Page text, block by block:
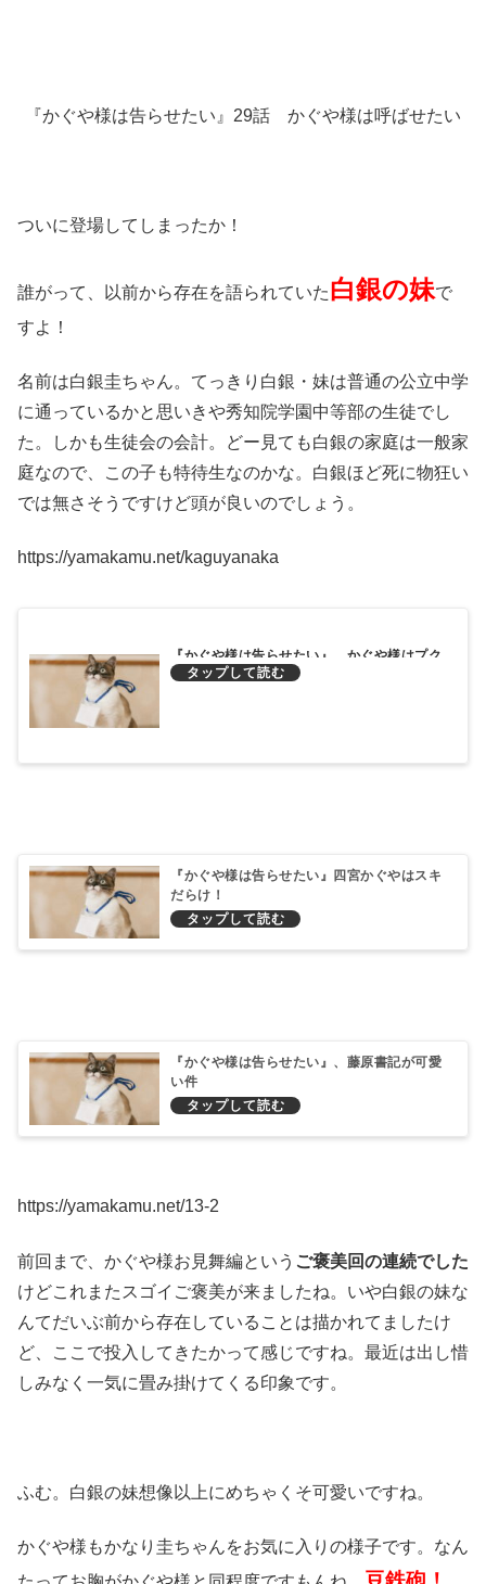
『かぐや様は告らせたい』29話 かぐや様は呼ばせたい
ついに登場してしまったか！
誰がって、以前から存在を語られていた白銀の妹で
すよ！
名前は白銀圭ちゃん。てっきり白銀・妹は普通の公立中学
に通っているかと思いきや秀知院学園中等部の生徒でし
た。しかも生徒会の会計。どー見ても白銀の家庭は一般家
庭なので、この子も特待生なのかな。白銀ほど死に物狂い
では無さそうですけど頭が良いのでしょう。
https://yamakamu.net/kaguyanaka
『かぐや様は告らせたい』、かぐや様はプク
ー可愛い
『かぐや様は告らせたい』四宮かぐやはスキ
だらけ！
『かぐや様は告らせたい』、藤原書記が可愛
い件
https://yamakamu.net/13-2
前回まで、かぐや様お見舞編という ご褒美回の連続でした
けどこれまたスゴイご褒美が来ましたね。いや白銀の妹な
んてだいぶ前から存在していることは描かれてましたけ
ど、ここで投入してきたかって感じですね。最近は出し惜
しみなく一気に畳み掛けてくる印象です。
ふむ。白銀の妹想像以上にめちゃくそ可愛いですね。
かぐや様もかなり圭ちゃんをお気に入りの様子です。なん